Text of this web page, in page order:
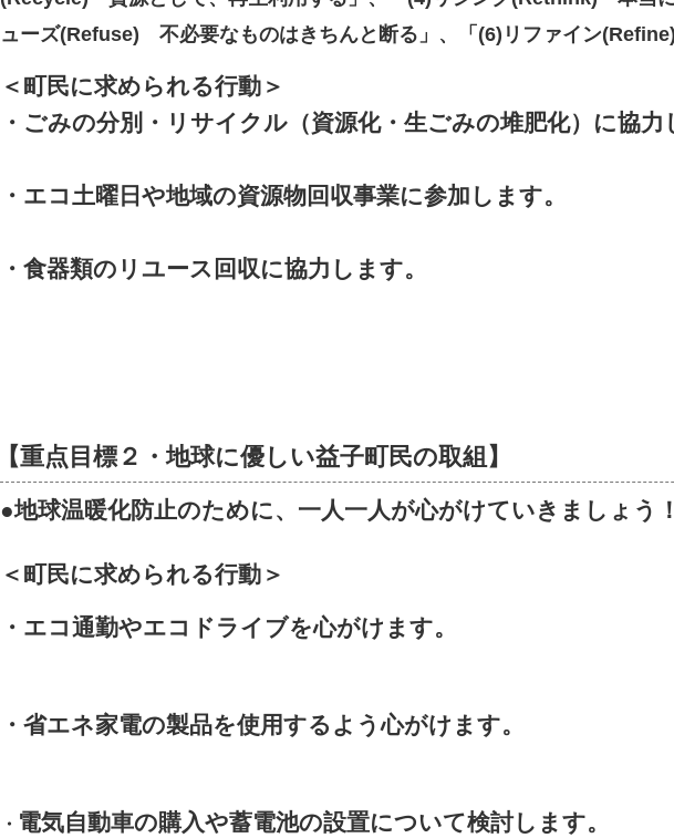
ューズ(Refuse) 不必要なものはきちんと断る」、「(6)リファイン
＜町民に求められる行動＞
・ごみの分別・リサイクル（資源化・生ごみの堆肥化）に協力
・エコ土曜日や地域の資源物回収事業に参加します。
・食器類のリユース回収に協力します。
【重点目標２・地球に優しい益子町民の取組】
●地球温暖化防止のために、一人一人が心がけていきましょう
＜町民に求められる行動＞
・エコ通勤やエコドライブを心がけます。
・省エネ家電の製品を使用するよう心がけます。
・ 電気自動車の購入や蓄電池の設置について検討します。